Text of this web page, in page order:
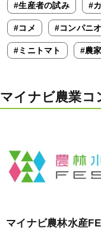
#生産者の試み #
#コメ #コンパニ
#ミニトマト #農
マイナビ農業コ
マイナビ農林水産